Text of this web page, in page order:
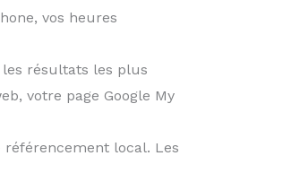
vos heures
résultats les plus
votre page Google My
local. Les